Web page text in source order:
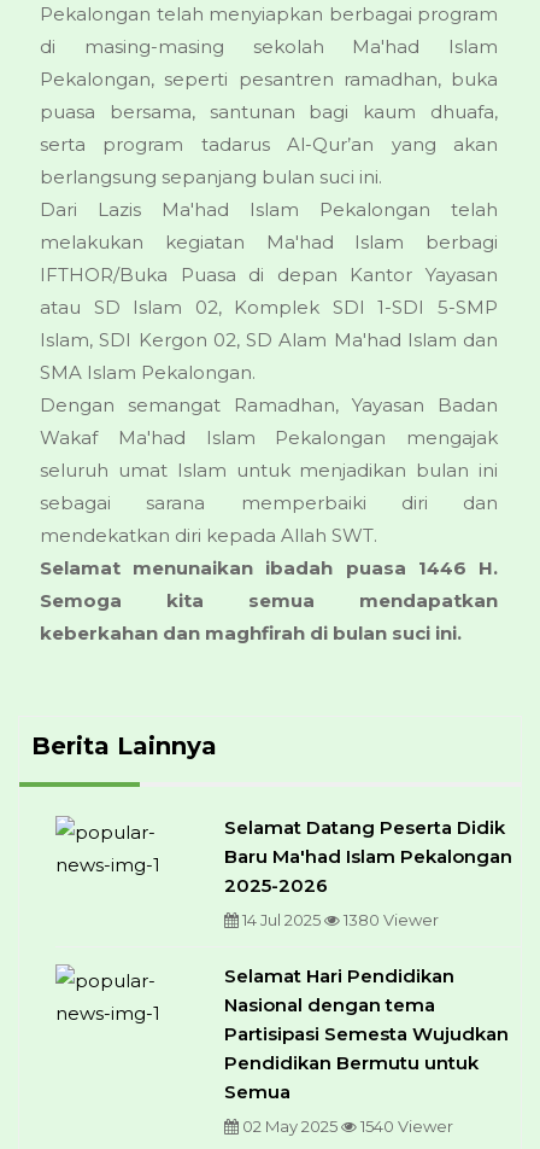
Pekalongan telah menyiapkan berbagai program
di masing-masing sekolah Ma'had Islam
Pekalongan, seperti pesantren ramadhan, buka
puasa bersama, santunan bagi kaum dhuafa,
serta program tadarus Al-Qur’an yang akan
berlangsung sepanjang bulan suci ini.
Dari Lazis Ma'had Islam Pekalongan telah
melakukan kegiatan Ma'had Islam berbagi
IFTHOR/Buka Puasa di depan Kantor Yayasan
atau SD Islam 02, Komplek SDI 1-SDI 5-SMP
Islam, SDI Kergon 02, SD Alam Ma'had Islam dan
SMA Islam Pekalongan.
Dengan semangat Ramadhan, Yayasan Badan
Wakaf Ma'had Islam Pekalongan mengajak
seluruh umat Islam untuk menjadikan bulan ini
sebagai sarana memperbaiki diri dan
mendekatkan diri kepada Allah SWT.
Selamat menunaikan ibadah puasa 1446 H.
Semoga kita semua mendapatkan
keberkahan dan maghfirah di bulan suci ini.
Berita Lainnya
Selamat Datang Peserta Didik
Baru Ma'had Islam Pekalongan
2025-2026
14 Jul 2025 1380 Viewer
Selamat Hari Pendidikan
Nasional dengan tema
Partisipasi Semesta Wujudkan
Pendidikan Bermutu untuk
Semua
02 May 2025 1540 Viewer